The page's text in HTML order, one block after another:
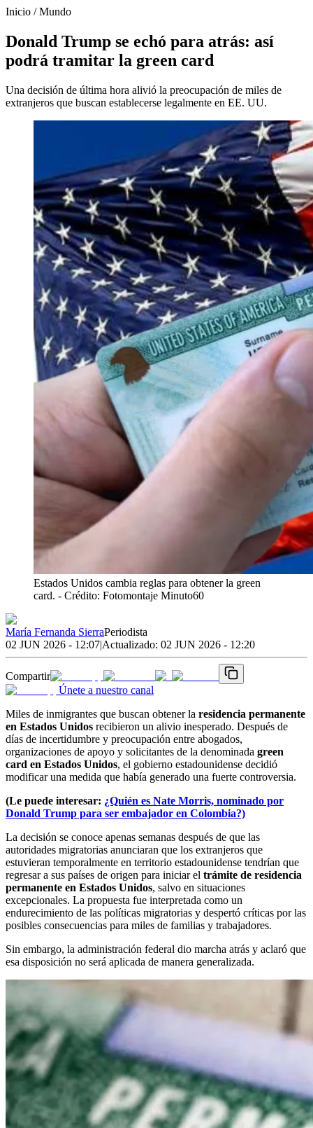
Inicio /Mundo
Donald Trump se echó para atrás: así
podrá tramitar la green card
Una decisión de última hora alivió la preocupación de miles de
extranjeros que buscan establecerse legalmente en EE. UU.
Estados Unidos cambia reglas para obtener la green
card. - Crédito: Fotomontaje Minuto60
María Fernanda SierraPeriodista
02 JUN 2026 - 12:07|Actualizado: 02 JUN 2026 - 12:20
Compartir
Únete a nuestro canal
Miles de inmigrantes que buscan obtener la residencia permanente
en Estados Unidos recibieron un alivio inesperado. Después de
días de incertidumbre y preocupación entre abogados,
organizaciones de apoyo y solicitantes de la denominada green
card en Estados Unidos, el gobierno estadounidense decidió
modificar una medida que había generado una fuerte controversia.
(Le puede interesar: ¿Quién es Nate Morris, nominado por
Donald Trump para ser embajador en Colombia?)
La decisión se conoce apenas semanas después de que las
autoridades migratorias anunciaran que los extranjeros que
estuvieran temporalmente en territorio estadounidense tendrían que
regresar a sus países de origen para iniciar el trámite de residencia
permanente en Estados Unidos, salvo en situaciones
excepcionales. La propuesta fue interpretada como un
endurecimiento de las políticas migratorias y despertó críticas por las
posibles consecuencias para miles de familias y trabajadores.
Sin embargo, la administración federal dio marcha atrás y aclaró que
esa disposición no será aplicada de manera generalizada.